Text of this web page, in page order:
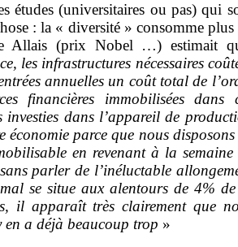
études (universitaires ou pas) qui
: la « diversité » consomme plus
Allais (prix Nobel …) estimait
les infrastructures nécessaires
annuelles un coût total de
financières immobilisées dans
dans l’appareil de
économie parce que nous disposons
en revenant à la semaine
parler de l’inéluctable
se situe aux alentours de 4%
il apparaît très clairement que
en a déjà beaucoup trop »